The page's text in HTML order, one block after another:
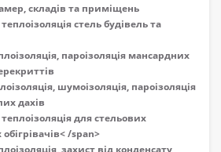
складів та приміщень
стель будівель та
пароізоляція мансардних
шумоізоляція, пароізоляція
дахів
для стельових
< /span>
захист від конденсату